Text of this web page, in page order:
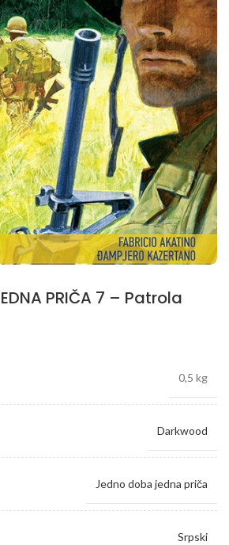
PRIČA 7 – Patrola
0,5 kg
Darkwood
Jedno doba jedna priča
Srpski